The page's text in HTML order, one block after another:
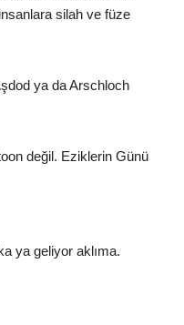
silah ve füze
ya da Arschloch
değil. Eziklerin Günü
ya geliyor aklıma.